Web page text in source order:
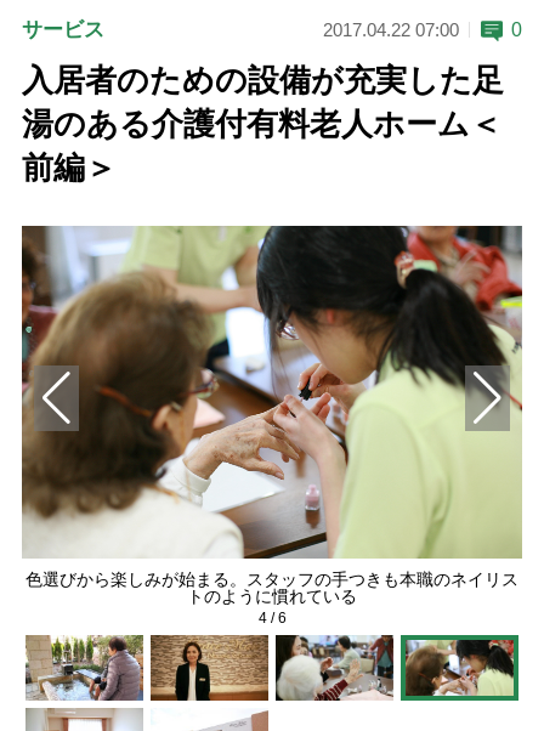
サービス 2017.04.22 07:00 0
入居者のための設備が充実した足
湯のある介護付有料老人ホーム＜
前編＞
色選びから楽しみが始まる。スタッフの手つきも本職のネイリス
トのように慣れている
4/6